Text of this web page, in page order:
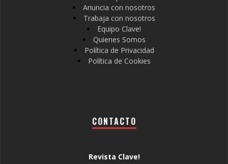
Anuncia con nosotros
Trabaja con nosotros
Equipo Clave!
Quienes Somos
Política de Privacidad
Política de Cookies
CONTACTO
Revista Clave!